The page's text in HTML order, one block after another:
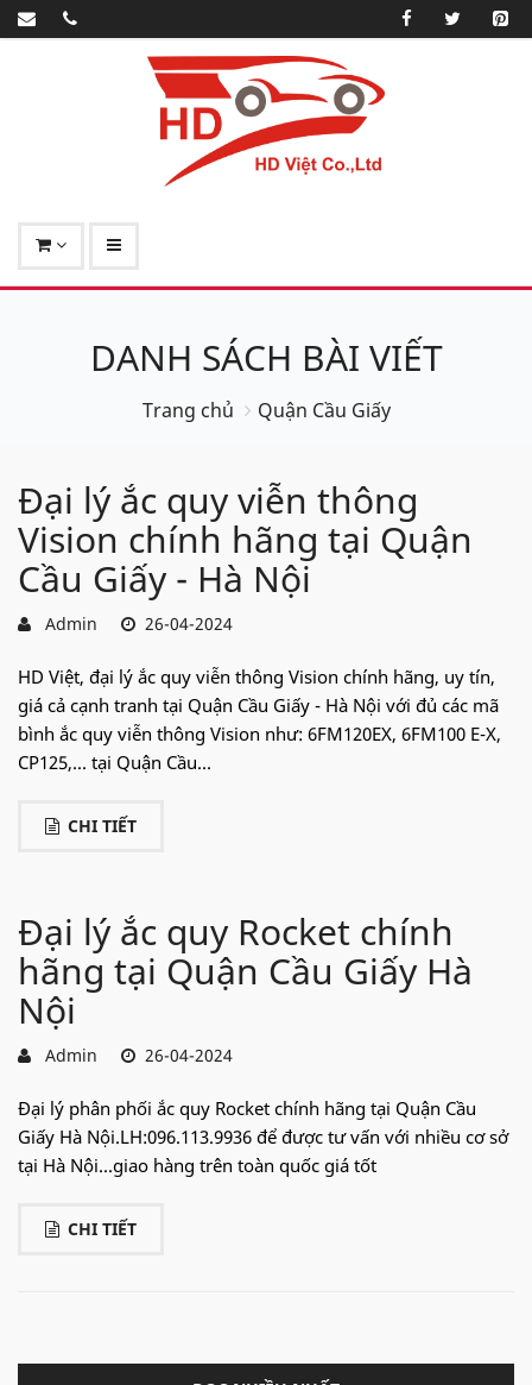
DANH SÁCH BÀI VIẾT
Trang chủ Quận Cầu Giấy
Đại lý ắc quy viễn thông
Vision chính hãng tại Quận
Cầu Giấy - Hà Nội
Admin 26-04-2024
HD Việt, đại lý ắc quy viễn thông Vision chính hãng, uy tín,
giá cả cạnh tranh tại Quận Cầu Giấy - Hà Nội với đủ các mã
bình ắc quy viễn thông Vision như: 6FM120EX, 6FM100 E-X,
CP125,... tại Quận Cầu...
CHI TIẾT
Đại lý ắc quy Rocket chính
hãng tại Quận Cầu Giấy Hà
Nội
Admin 26-04-2024
Đại lý phân phối ắc quy Rocket chính hãng tại Quận Cầu
Giấy Hà Nội.LH:096.113.9936 để được tư vấn với nhiều cơ sở
tại Hà Nội...giao hàng trên toàn quốc giá tốt
CHI TIẾT